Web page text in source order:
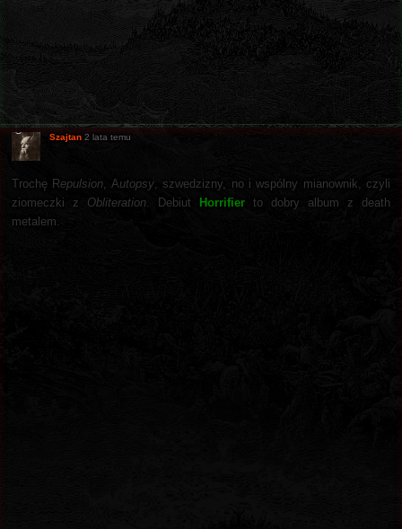
Szajtan 2 lata temu
Trochę Repulsion , Autopsy, szwedzizny, no i wspólny mianownik, czyli
ziomeczki z Obliteration . Debiut Horrifier to dobry album z death
metalem.